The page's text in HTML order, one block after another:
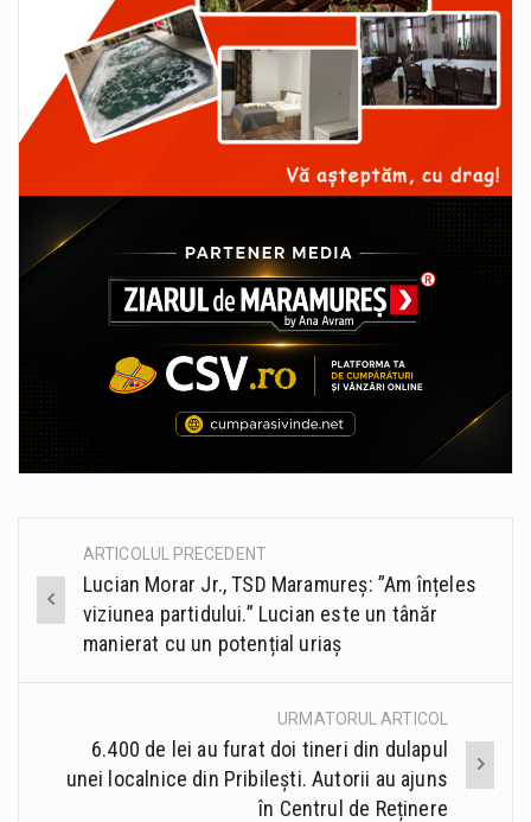
Post
navigation
ARTICOLUL PRECEDENT
Lucian Morar Jr., TSD Maramureș: ”Am înțeles
viziunea partidului.” Lucian este un tânăr
manierat cu un potențial uriaș
URMATORUL ARTICOL
6.400 de lei au furat doi tineri din dulapul
unei localnice din Pribilești. Autorii au ajuns
în Centrul de Reținere